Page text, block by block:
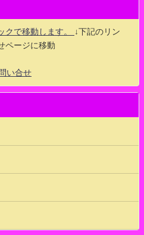
クで移動します。
↓下記のリン
ページに移動
い合せ